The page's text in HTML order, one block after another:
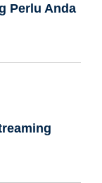
Perlu Anda